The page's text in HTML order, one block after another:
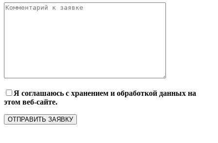
Я соглашаюсь с хранением и обработкой данных на
этом веб-сайте.